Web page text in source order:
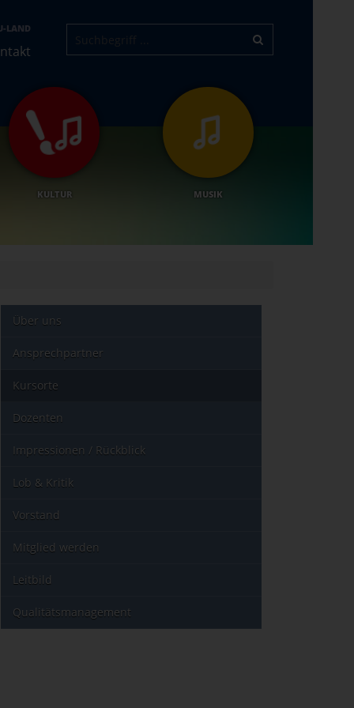
LAND
KULTUR MUSIK
Über uns
Ansprechpartner
Kursorte
Dozenten
Impressionen / Rückblick
Lob & Kritik
Vorstand
Mitglied werden
Leitbild
Qualitätsmanagement